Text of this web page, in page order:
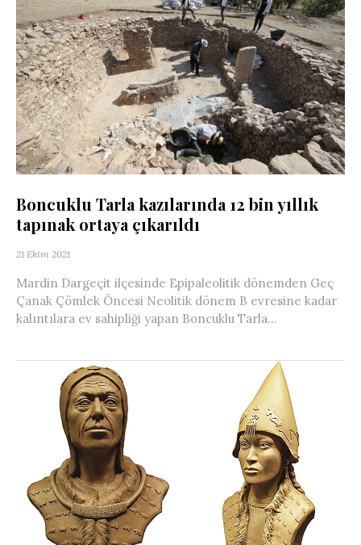
Boncuklu Tarla kazılarında 12 bin yıllık
tapınak ortaya çıkarıldı
21 Ekim 2021
Mardin Dargeçit ilçesinde Epipaleolitik dönemden Geç
Çanak Çömlek Öncesi Neolitik dönem B evresine kadar
kalıntılara ev sahipliği yapan Boncuklu Tarla...